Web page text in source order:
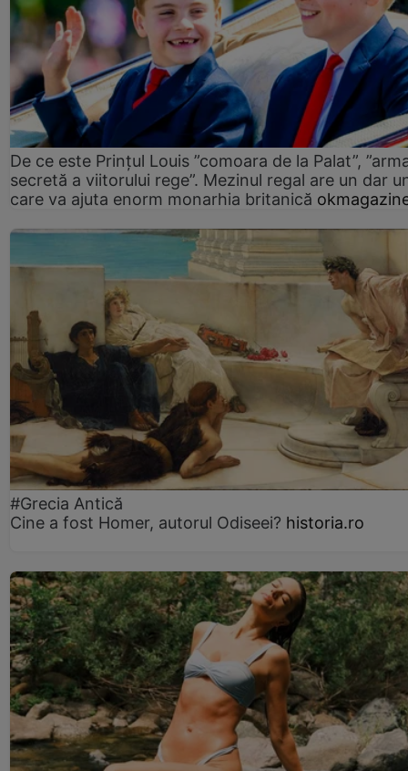
De ce este Prințul Louis ”comoara de la Palat”,
secretă a viitorului rege”. Mezinul regal are un dar
care va ajuta enorm monarhia britanică
#Grecia Antică
Cine a fost Homer, autorul Odiseei? historia.ro